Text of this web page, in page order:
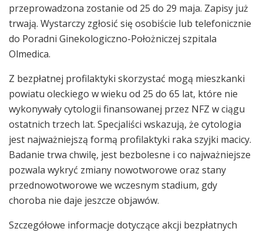
przeprowadzona zostanie od 25 do 29 maja. Zapisy już
trwają. Wystarczy zgłosić się osobiście lub telefonicznie
do Poradni Ginekologiczno-Położniczej szpitala
Olmedica.
Z bezpłatnej profilaktyki skorzystać mogą mieszkanki
powiatu oleckiego w wieku od 25 do 65 lat, które nie
wykonywały cytologii finansowanej przez NFZ w ciągu
ostatnich trzech lat. Specjaliści wskazują, że cytologia
jest najważniejszą formą profilaktyki raka szyjki macicy.
Badanie trwa chwilę, jest bezbolesne i co najważniejsze
pozwala wykryć zmiany nowotworowe oraz stany
przednowotworowe we wczesnym stadium, gdy
choroba nie daje jeszcze objawów.
Szczegółowe informacje dotyczące akcji bezpłatnych